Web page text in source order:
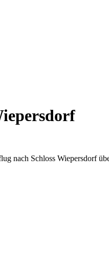
nach Schloss Wiepersdorf